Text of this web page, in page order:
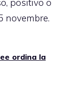
novembre.
ordina la